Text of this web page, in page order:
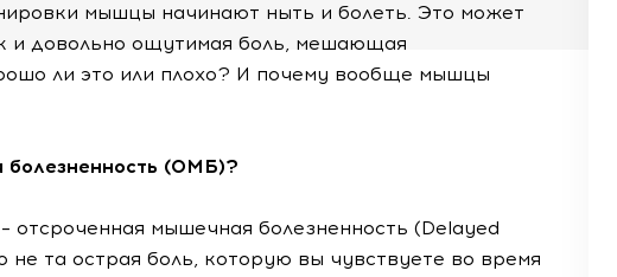
мышцы начинают ныть и болеть. Это может
и довольно ощутимая боль, мешающая
ли это или плохо? И почему вообще мышцы
болезненность (ОМБ)?
отсроченная мышечная болезненность (Delayed
не та острая боль, которую вы чувствуете во время